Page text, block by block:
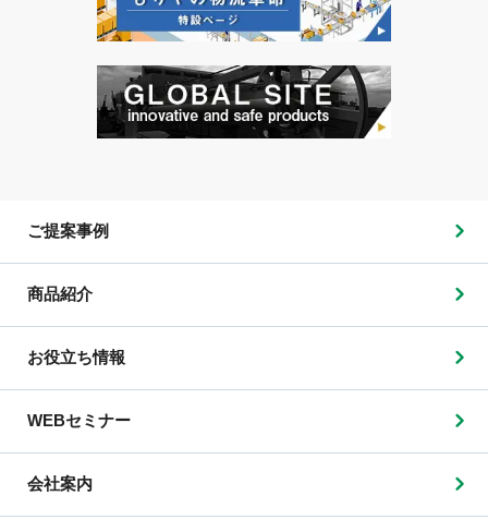
ご提案事例
商品紹介
お役立ち情報
WEBセミナー
会社案内